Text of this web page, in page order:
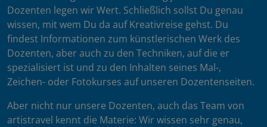
Dozenten legen wir Wert. Schließlich sollst Du genau
wissen, mit wem Du da auf Kreativreise gehst. Du
findest Informationen zum künstlerischen Werk des
Dozenten, aber auch zu den Techniken, auf die er
spezialisiert ist und zu den Inhalten seines Mal-,
Zeichen- oder Fotokurses auf unseren Dozentenseiten.
Aber nicht nur unsere Dozenten, auch das Team von
artistravel kennt die Materie: Wir wissen sehr genau,